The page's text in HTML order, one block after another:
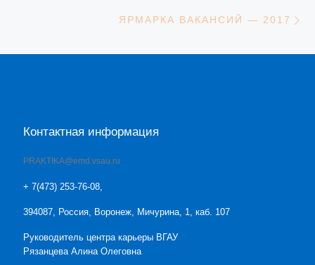
ЯРМАРКА ВАКАНСИЙ — 2017
Контактная информация
PRAKTIKA@emd.vsau.ru
+ 7(473) 253-76-08,
394087, Россия, Воронеж, Мичурина, 1, каб. 107
Руководитель центра карьеры ВГАУ
Рязанцева Алина Олеговна